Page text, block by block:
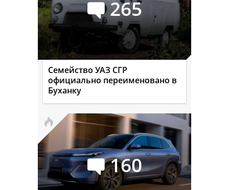
265
Семейство УАЗ СГР
официально переименовано в
Буханку
160